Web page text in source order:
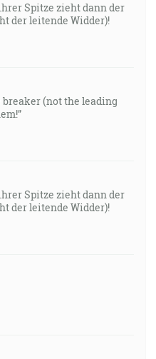
Spitze zieht dann der
der leitende Widder)!
breaker (not the leading
Spitze zieht dann der
der leitende Widder)!